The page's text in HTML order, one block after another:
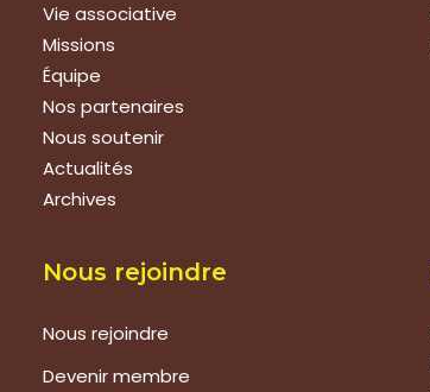
Vie associative
Missions
Équipe
Nos partenaires
Nous soutenir
Actualités
Archives
Nous rejoindre
Nous rejoindre
Devenir membre